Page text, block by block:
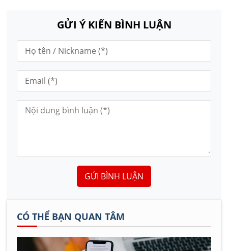
GỬI Ý KIẾN BÌNH LUẬN
GỬI BÌNH LUẬN
CÓ THỂ BẠN QUAN TÂM